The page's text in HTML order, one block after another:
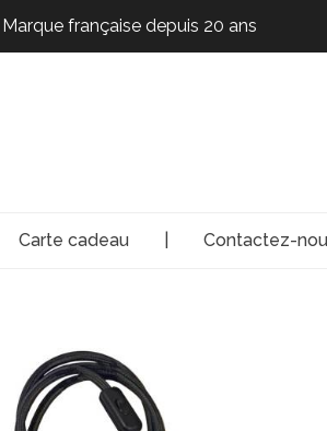
Marque française depuis 20 ans
Marque française depuis 20 ans
Carte cadeau Contactez-